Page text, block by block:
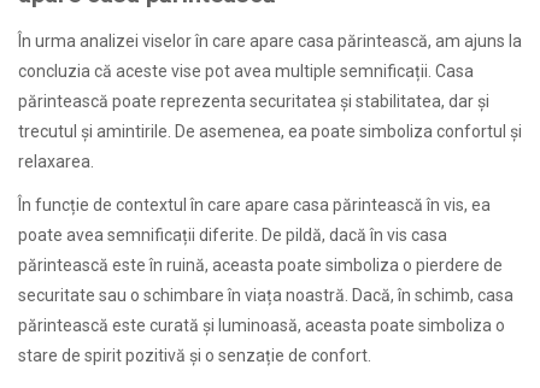
În urma analizei viselor în care apare casa părintească, am ajuns la
concluzia că aceste vise pot avea multiple semnificații. Casa
părintească poate reprezenta securitatea și stabilitatea, dar și
trecutul și amintirile. De asemenea, ea poate simboliza confortul și
relaxarea.
În funcție de contextul în care apare casa părintească în vis, ea
poate avea semnificații diferite. De pildă, dacă în vis casa
părintească este în ruină, aceasta poate simboliza o pierdere de
securitate sau o schimbare în viața noastră. Dacă, în schimb, casa
părintească este curată și luminoasă, aceasta poate simboliza o
stare de spirit pozitivă și o senzație de confort.